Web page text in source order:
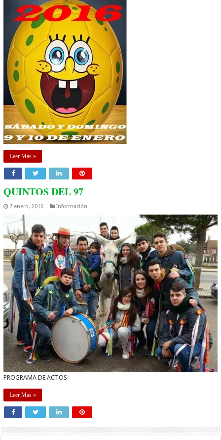
Leer Mas »
QUINTOS DEL 97
7 enero, 2016 Información
PROGRAMA DE ACTOS
Leer Mas »